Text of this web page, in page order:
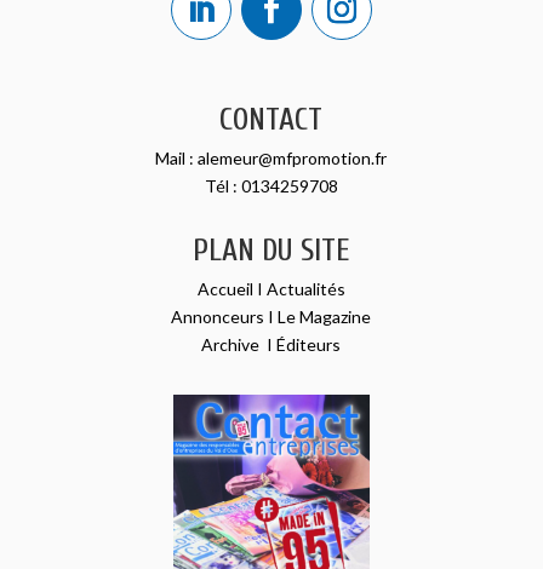
CONTACT
Mail :alemeur@mfpromotion.fr
Tél : 0134259708
PLAN DU SITE
Accueil I Actualités
Annonceurs ILe Magazine
Archive IÉditeurs